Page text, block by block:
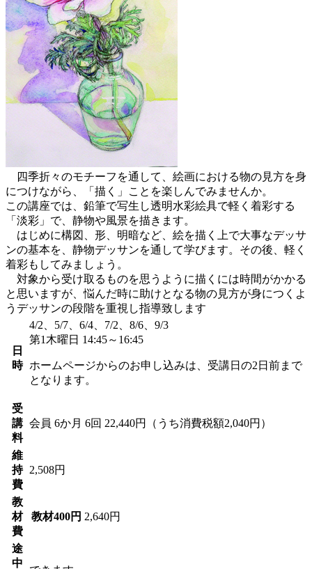
四季折々のモチーフを通して、絵画における物の見方を身
につけながら、「描く」ことを楽しんでみませんか。
この講座では、鉛筆で写生し透明水彩絵具で軽く着彩する
「淡彩」で、静物や風景を描きます。
はじめに構図、形、明暗など、絵を描く上で大事なデッサ
ンの基本を、静物デッサンを通して学びます。その後、軽く
着彩もしてみましょう。
対象から受け取るものを思うように描くには時間がかかる
と思いますが、悩んだ時に助けとなる物の見方が身につくよ
うデッサンの段階を重視し指導致します
日
時
4/2、5/7、6/4、7/2、8/6、9/3
第1木曜日 14:45～16:45
ホームページからのお申し込みは、受講日の2日前まで
となります。
受
講
料
会員 6か月 6回 22,440円（うち消費税額2,040円）
維
持
費
2,508円
教
材
費
教材400円 2,640円
途
中